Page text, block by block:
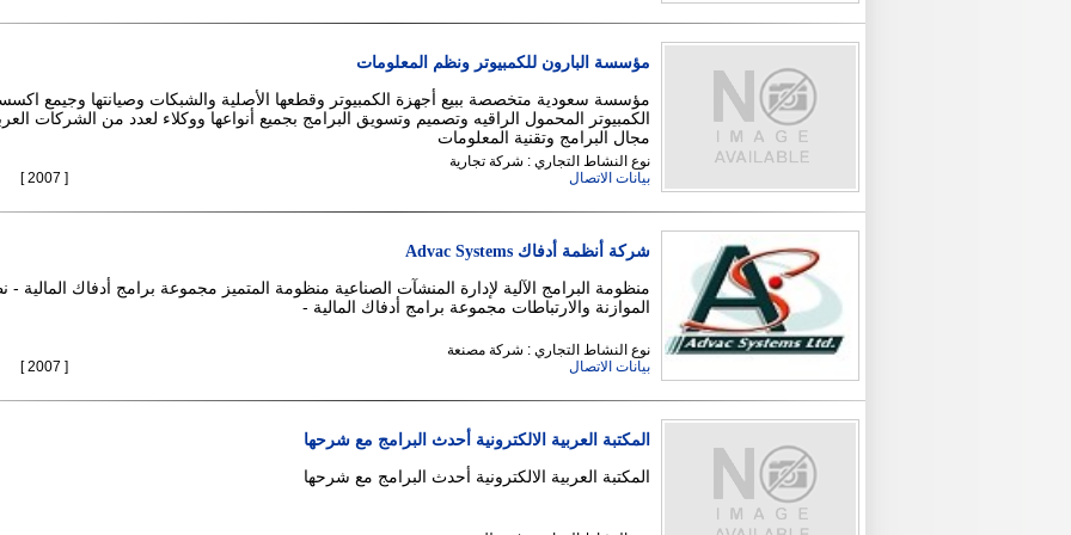
مؤسسة البارون للكمبيوتر ونظم المعلومات
مؤسسة سعودية متخصصة ببيع أجهزة الكمبيوتر وقطعها الأصلية والشبكات وصيانتها وجيمع
الكمبيوتر المحمول الراقيه وتصميم وتسويق البرامج بجميع أنواعها ووكلاء لعدد من الشركات
مجال البرامج وتقنية المعلومات
نوع النشاط التجاري : شركة تجارية
بيانات الاتصال
[ 2007 ]
شركة أنظمة أدفاك Advac Systems
منظومة البرامج الآلية لإدارة المنشآت الصناعية منظومة المتميز مجموعة برامج أدفاك المالية -
الموازنة والارتباطات مجموعة برامج أدفاك المالية -
نوع النشاط التجاري : شركة مصنعة
بيانات الاتصال
[ 2007 ]
المكتبة العربية الالكترونية أحدث البرامج مع شرحها
المكتبة العربية الالكترونية أحدث البرامج مع شرحها